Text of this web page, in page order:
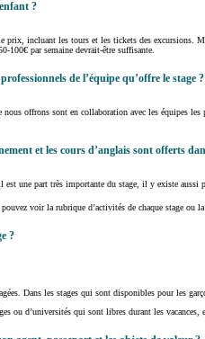
?
prix, incluant les tours et les tickets des excursions.
100€ par semaine devrait-être suffisante.
de l’équipe qu’offre le stage ?
offrons sont en collaboration avec les équipes
et les cours d’anglais sont offerts
une part très importante du stage, il y existe aussi
voir la rubrique d’activités de chaque stage ou
?
Dans les stages qui sont disponibles pour les
ou d’universités qui sont libres durant les